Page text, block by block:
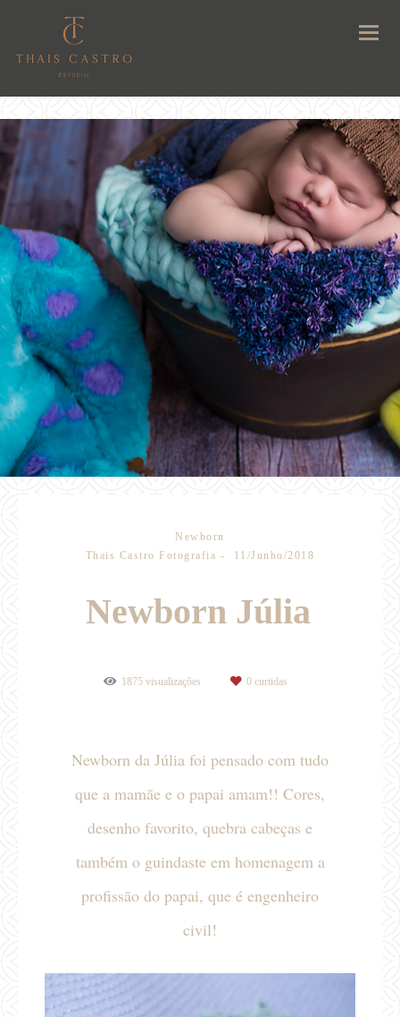
Newborn
Thais Castro Fotografia
11/Junho/2018
Newborn Júlia
1875 visualizações 0 curtidas
Newborn da Júlia foi pensado com tudo
que a mamãe e o papai amam!! Cores,
desenho favorito, quebra cabeças e
também o guindaste em homenagem a
profissão do papai, que é engenheiro
civil!